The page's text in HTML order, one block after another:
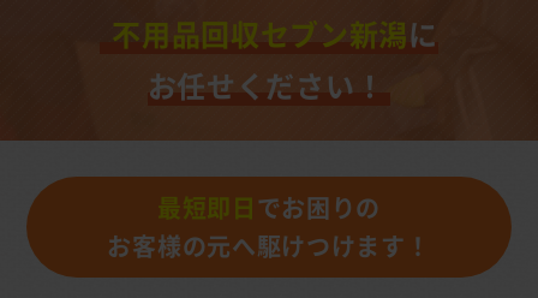
不用品回収セブン新潟に
お任せください！
最短即日でお困りの
お客様の元へ駆けつけます！